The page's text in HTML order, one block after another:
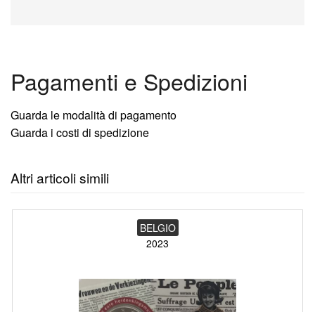
Pagamenti e Spedizioni
Guarda le modalità di pagamento
Guarda i costi di spedizione
Altri articoli simili
BELGIO
2023